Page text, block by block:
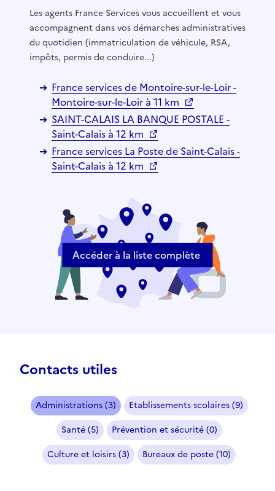
Les agents France Services vous accueillent et vous
accompagnent dans vos démarches administratives
du quotidien (immatriculation de véhicule, RSA,
impôts, permis de conduire...)
France services de Montoire-sur-le-Loir -
Montoire-sur-le-Loir à 11 km
SAINT-CALAIS LA BANQUE POSTALE -
Saint-Calais à 12 km
France services La Poste de Saint-Calais -
Saint-Calais à 12 km
Accéder à la liste complète
Contacts utiles
Administrations (3)
Etablissements scolaires (9)
Santé (5)
Prévention et sécurité (0)
Culture et loisirs (3)
Bureaux de poste (10)